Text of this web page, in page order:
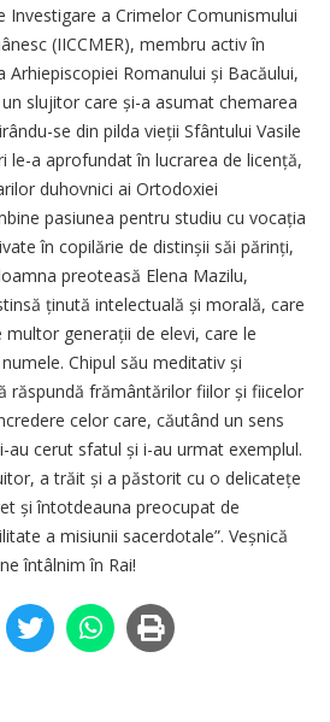
Investigare a Crimelor Comunismului
(IICCMER), membru activ în
Arhiepiscopiei Romanului și Bacăului,
slujitor care și-a asumat chemarea
se din pilda vieții Sfântului Vasile
le-a aprofundat în lucrarea de licență,
duhovnici ai Ortodoxiei
pasiunea pentru studiu cu vocația
în copilărie de distinșii săi părinți,
preoteasă Elena Mazilu,
ținută intelectuală și morală, care
generații de elevi, care le
Chipul său meditativ și
răspundă frământărilor fiilor și fiicelor
celor care, căutând un sens
au cerut sfatul și i-au urmat exemplul.
a trăit și a păstorit cu o delicatețe
și întotdeauna preocupat de
a misiunii sacerdotale”. Veșnică
întâlnim în Rai!